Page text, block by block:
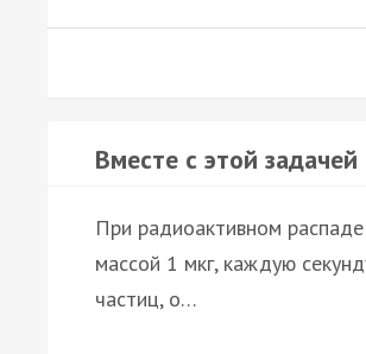
Вместе с этой
При радиоактивном
массой 1 мкг, каждую
частиц, о…